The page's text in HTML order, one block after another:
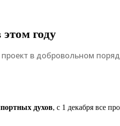
году
в добровольном
духов, с 1 декабря все